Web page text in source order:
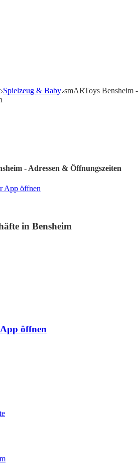
Spielzeug & Baby smARToys Bensheim -
- Adressen & Öffnungszeiten
App öffnen
in Bensheim
öffnen